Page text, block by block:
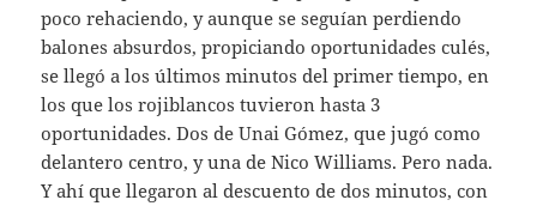
poco rehaciendo, y aunque se seguían perdiendo
balones absurdos, propiciando oportunidades culés,
se llegó a los últimos minutos del primer tiempo, en
los que los rojiblancos tuvieron hasta 3
oportunidades. Dos de Unai Gómez, que jugó como
delantero centro, y una de Nico Williams. Pero nada.
Y ahí que llegaron al descuento de dos minutos, con